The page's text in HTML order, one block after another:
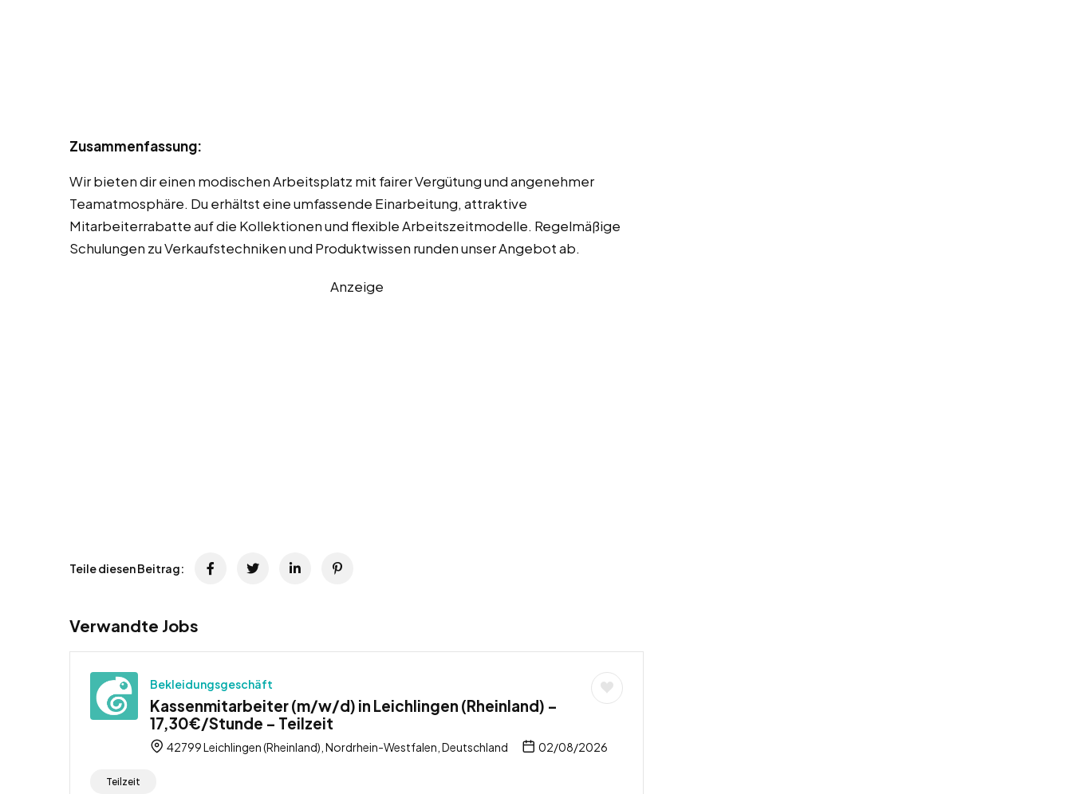
Zusammenfassung:
Wir bieten dir einen modischen Arbeitsplatz mit fairer Vergütung und angenehmer
Teamatmosphäre. Du erhältst eine umfassende Einarbeitung, attraktive
Mitarbeiterrabatte auf die Kollektionen und flexible Arbeitszeitmodelle. Regelmäßige
Schulungen zu Verkaufstechniken und Produktwissen runden unser Angebot ab.
Anzeige
Teile diesen Beitrag:
Verwandte Jobs
Bekleidungsgeschäft
Kassenmitarbeiter (m/w/d) in Leichlingen (Rheinland) –
17,30€/Stunde – Teilzeit
42799 Leichlingen (Rheinland), Nordrhein-Westfalen, Deutschland 02/08/2026
Teilzeit